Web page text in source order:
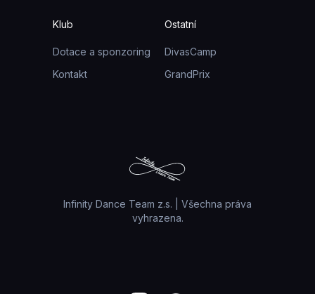
Klub
Dotace a sponzoring
Kontakt
Ostatní
DivasCamp
GrandPrix
Infinity Dance Team z.s. | Všechna práva
vyhrazena.